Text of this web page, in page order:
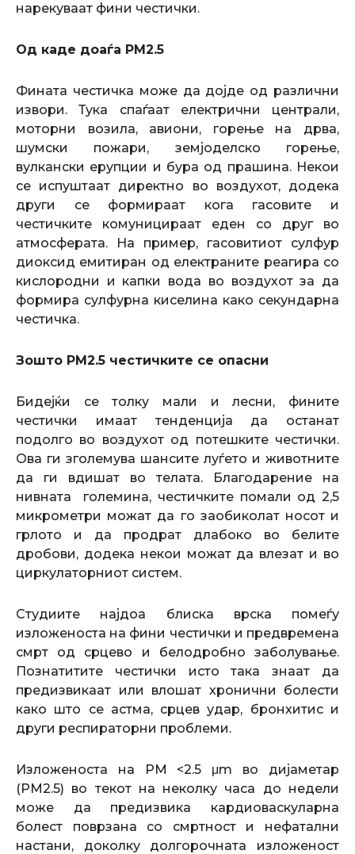
нарекуваат фини честички.
Од каде доаѓа PM2.5
Фината честичка може да дојде од различни
извори. Тука спаѓаат електрични централи,
моторни возила, авиони, горење на дрва,
шумски пожари, земјоделско горење,
вулкански ерупции и бура од прашина. Некои
се испуштаат директно во воздухот, додека
други се формираат кога гасовите и
честичките комуницираат еден со друг во
атмосферата. На пример, гасовитиот сулфур
диоксид емитиран од електраните реагира со
кислородни и капки вода во воздухот за да
формира сулфурна киселина како секундарна
честичка.
Зошто PM2.5 честичките се опасни
Бидејќи се толку мали и лесни, фините
честички имаат тенденција да останат
подолго во воздухот од потешките честички.
Ова ги зголемува шансите луѓето и животните
да ги вдишат во телата. Благодарение на
нивната големина, честичките помали од 2,5
микрометри можат да го заобиколат носот и
грлото и да продрат длабоко во белите
дробови, додека некои можат да влезат и во
циркулаторниот систем.
Студиите најдоа блиска врска помеѓу
изложеноста на фини честички и предвремена
смрт од срцево и белодробно заболување.
Познатитите честички исто така знаат да
предизвикаат или влошат хронични болести
како што се астма, срцев удар, бронхитис и
други респираторни проблеми.
Изложеноста на PM <2.5 μm во дијаметар
(PM2.5) во текот на неколку часа до недели
може да предизвика кардиоваскуларна
болест поврзана со смртност и нефатални
настани, доколку долгорочната изложеност